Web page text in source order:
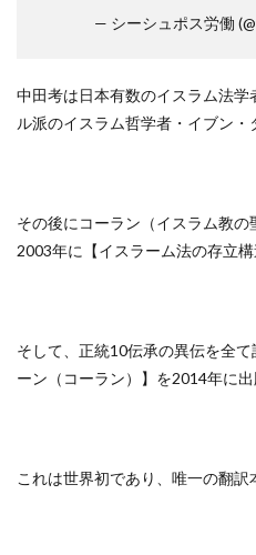
— シーシュポス労働
中田考は日本有数のイスラム法
ル派のイスラム哲学者・イブン・
その後にコーラン（イスラム教の
2003年に【イスラーム法の存立構
そして、正統10伝承の異伝を全
ーン（コーラン）】を2014年に出
これは世界初であり、唯一の翻訳